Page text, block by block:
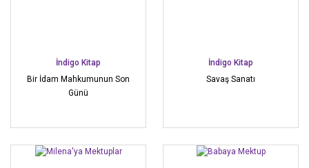
İndigo Kitap
Bir İdam Mahkumunun Son
Günü
İndigo Kitap
Savaş Sanatı